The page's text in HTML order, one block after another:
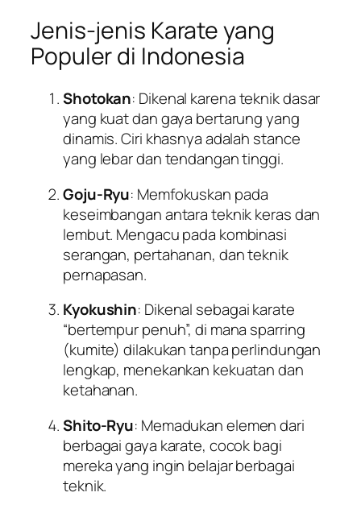
Jenis-jenis Karate yang
Populer di Indonesia
Shotokan: Dikenal karena teknik dasar
yang kuat dan gaya bertarung yang
dinamis. Ciri khasnya adalah stance
yang lebar dan tendangan tinggi.
Goju-Ryu: Memfokuskan pada
keseimbangan antara teknik keras dan
lembut. Mengacu pada kombinasi
serangan, pertahanan, dan teknik
pernapasan.
Kyokushin: Dikenal sebagai karate
“bertempur penuh”, di mana sparring
(kumite) dilakukan tanpa perlindungan
lengkap, menekankan kekuatan dan
ketahanan.
Shito-Ryu: Memadukan elemen dari
berbagai gaya karate, cocok bagi
mereka yang ingin belajar berbagai
teknik.